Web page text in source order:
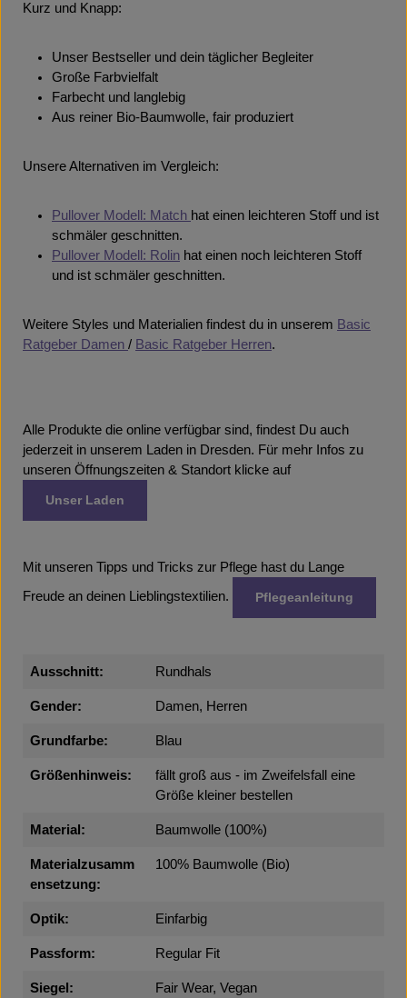
Kurz und Knapp:
Unser Bestseller und dein täglicher Begleiter
Große Farbvielfalt
Farbecht und langlebig
Aus reiner Bio-Baumwolle, fair produziert
Unsere Alternativen im Vergleich:
Pullover Modell: Match hat einen leichteren Stoff und ist
schmäler geschnitten.
Pullover Modell: Rolin hat einen noch leichteren Stoff
und ist schmäler geschnitten.
Weitere Styles und Materialien findest du in unserem Basic
Ratgeber Damen / Basic Ratgeber Herren.
Alle Produkte die online verfügbar sind, findest Du auch
jederzeit in unserem Laden in Dresden. Für mehr Infos zu
unseren Öffnungszeiten & Standort klicke auf
Unser Laden
Mit unseren Tipps und Tricks zur Pflege hast du Lange
Freude an deinen Lieblingstextilien. Pflegeanleitung
Ausschnitt: Rundhals
Gender: Damen, Herren
Grundfarbe: Blau
Größenhinweis:
fällt groß aus - im Zweifelsfall eine
Größe kleiner bestellen
Material: Baumwolle (100%)
Materialzusamm
ensetzung:
100% Baumwolle (Bio)
Optik: Einfarbig
Passform: Regular Fit
Siegel: Fair Wear, Vegan